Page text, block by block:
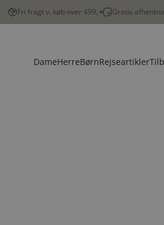
Fri fragt v. køb over 499,- Gratis
DameHerreBørnRejseartikler